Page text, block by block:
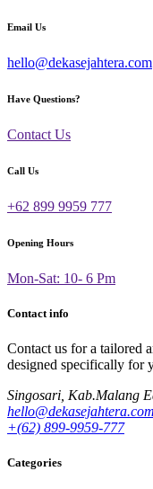
Email Us
hello@dekasejahtera.com
Have Questions?
Contact Us
Call Us
+62 899 9959 777
Opening Hours
Mon-Sat: 10- 6 Pm
Contact info
Contact us for a tailored
designed specifically for
Singosari, Kab.Malang
hello@dekasejahtera.com
+(62) 899-9959-777
Categories